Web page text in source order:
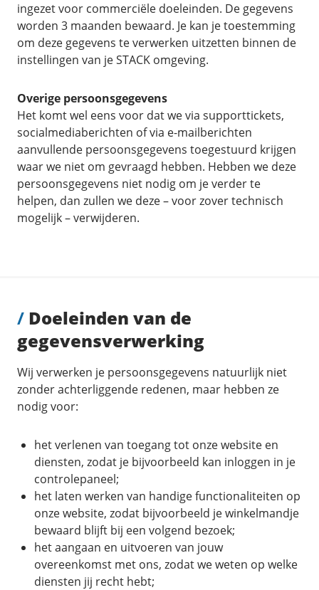
ingezet voor commerciële doeleinden. De gegevens
worden 3 maanden bewaard. Je kan je toestemming
om deze gegevens te verwerken uitzetten binnen de
instellingen van je STACK omgeving.
Overige persoonsgegevens
Het komt wel eens voor dat we via supporttickets,
socialmediaberichten of via e-mailberichten
aanvullende persoonsgegevens toegestuurd krijgen
waar we niet om gevraagd hebben. Hebben we deze
persoonsgegevens niet nodig om je verder te
helpen, dan zullen we deze – voor zover technisch
mogelijk – verwijderen.
/ Doeleinden van de
gegevensverwerking
Wij verwerken je persoonsgegevens natuurlijk niet
zonder achterliggende redenen, maar hebben ze
nodig voor:
het verlenen van toegang tot onze website en
diensten, zodat je bijvoorbeeld kan inloggen in je
controlepaneel;
het laten werken van handige functionaliteiten op
onze website, zodat bijvoorbeeld je winkelmandje
bewaard blijft bij een volgend bezoek;
het aangaan en uitvoeren van jouw
overeenkomst met ons, zodat we weten op welke
diensten jij recht hebt;